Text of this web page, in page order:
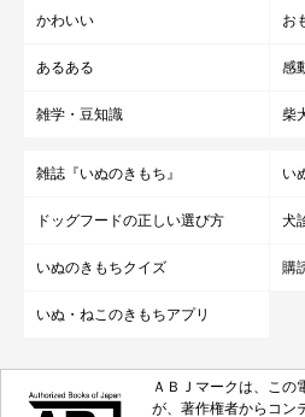
かわいい お
あるある 感
雑学・豆知識 柴
雑誌『いぬのきもち』 い
ドッグフードの正しい選び方 犬
いぬのきもちクイズ 購
いぬ・ねこのきもちアプリ
ＡＢＪマークは、この
が、著作権者からコン